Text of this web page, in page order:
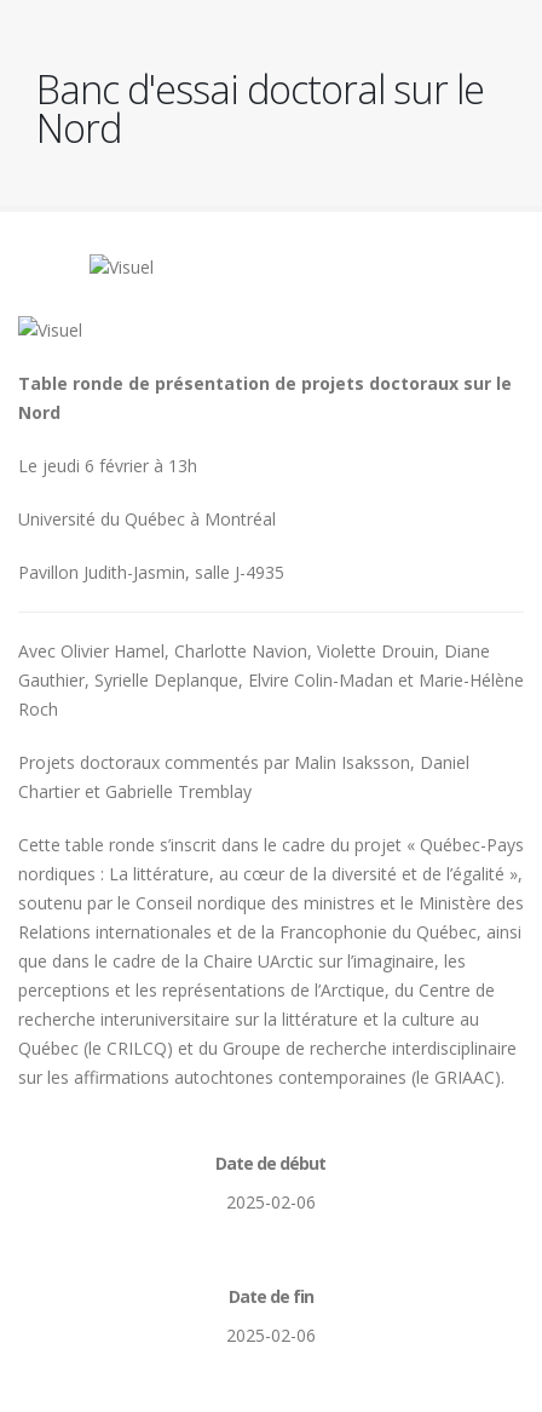
Banc d'essai doctoral sur le
Nord
Table ronde de présentation de projets doctoraux sur le
Nord
Le jeudi 6 février à 13h
Université du Québec à Montréal
Pavillon Judith-Jasmin, salle J-4935
Avec Olivier Hamel, Charlotte Navion, Violette Drouin, Diane
Gauthier, Syrielle Deplanque, Elvire Colin-Madan et Marie-Hélène
Roch
Projets doctoraux commentés par Malin Isaksson, Daniel
Chartier et Gabrielle Tremblay
Cette table ronde s’inscrit dans le cadre du projet « Québec-Pays
nordiques : La littérature, au cœur de la diversité et de l’égalité »,
soutenu par le Conseil nordique des ministres et le Ministère des
Relations internationales et de la Francophonie du Québec, ainsi
que dans le cadre de la Chaire UArctic sur l’imaginaire, les
perceptions et les représentations de l’Arctique, du Centre de
recherche interuniversitaire sur la littérature et la culture au
Québec (le CRILCQ) et du Groupe de recherche interdisciplinaire
sur les affirmations autochtones contemporaines (le GRIAAC).
Date de début
2025-02-06
Date de fin
2025-02-06